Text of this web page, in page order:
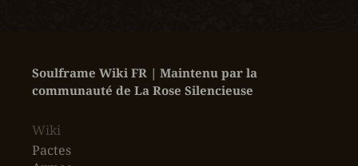
Soulframe Wiki FR | Maintenu par la
communauté de La Rose Silencieuse
Wiki
Pactes